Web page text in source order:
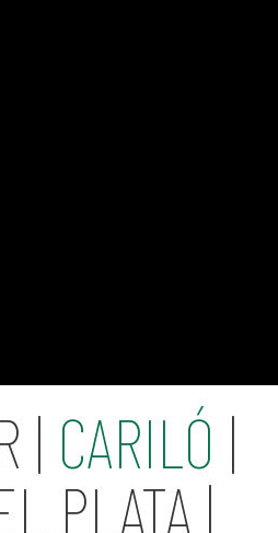
| CARILÓ |
PLATA |